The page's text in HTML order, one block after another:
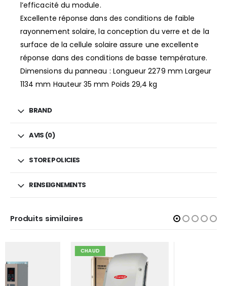
l’efficacité du module.
Excellente réponse dans des conditions de faible
rayonnement solaire, la conception du verre et de la
surface de la cellule solaire assure une excellente
réponse dans des conditions de basse température.
Dimensions du panneau : Longueur 2279 mm Largeur
1134 mm Hauteur 35 mm Poids 29,4 kg
BRAND
AVIS (0)
STORE POLICIES
RENSEIGNEMENTS
Produits similaires